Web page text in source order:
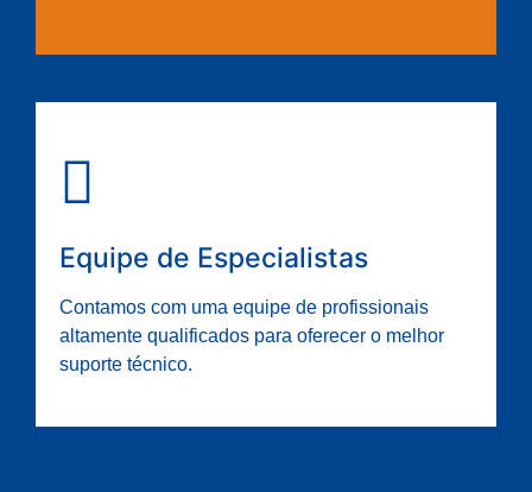
Equipe de Especialistas
Contamos com uma equipe de profissionais
altamente qualificados para oferecer o melhor
suporte técnico.